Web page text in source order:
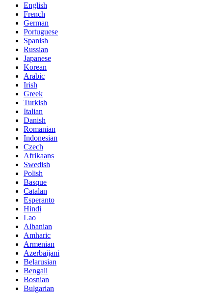
English
French
German
Portuguese
Spanish
Russian
Japanese
Korean
Arabic
Irish
Greek
Turkish
Italian
Danish
Romanian
Indonesian
Czech
Afrikaans
Swedish
Polish
Basque
Catalan
Esperanto
Hindi
Lao
Albanian
Amharic
Armenian
Azerbaijani
Belarusian
Bengali
Bosnian
Bulgarian